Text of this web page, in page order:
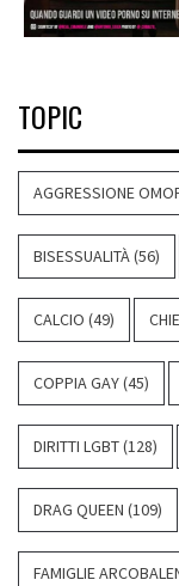
TOPIC
AGGRESSIONE
BISESSUALITÀ (56)
CALCIO (49)
COPPIA GAY(45)
DIRITTI LGBT(128)
DRAG QUEEN (109)
FAMIGLIE